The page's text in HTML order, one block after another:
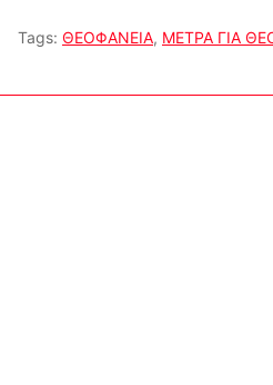
Tags: ΘΕΟΦΑΝΕΙΑ, ΜΕΤΡΑ ΓΙΑ